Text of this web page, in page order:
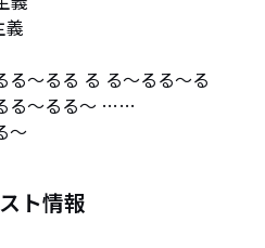
義
る～るる る る～るる～る
る～るる～ ……
～
ト情報